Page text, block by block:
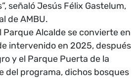
señaló Jesús Félix Gastelum,
de AMBU.
Parque Alcalde se convierte en
intervenido en 2025, después
y el Parque Puerta de la
del programa, dichos bosques